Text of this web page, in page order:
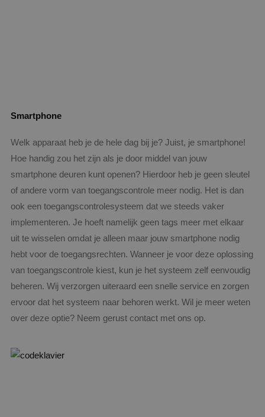
Smartphone
Welk apparaat heb je de hele dag bij je? Juist, je smartphone!
Hoe handig zou het zijn als je door middel van jouw
smartphone deuren kunt openen? Hierdoor heb je geen sleutel
of andere vorm van toegangscontrole meer nodig. Het is dan
ook een toegangscontrolesysteem dat we steeds vaker
implementeren. Je hoeft namelijk geen tags meer met elkaar
uit te wisselen omdat je alleen maar jouw smartphone nodig
hebt voor de toegangsrechten. Wanneer je voor deze oplossing
van toegangscontrole kiest, kun je het systeem zelf eenvoudig
beheren. Wij verzorgen uiteraard een snelle service en zorgen
ervoor dat het systeem naar behoren werkt. Wil je meer weten
over deze optie? Neem gerust contact met ons op.